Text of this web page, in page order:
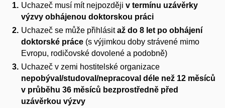
Uchazeč musí mít nejpozději v termínu uzávěrky
výzvy obhájenou doktorskou práci
Uchazeč se může přihlásitaž do 8 let po obhájení
doktorské práce(s výjimkou doby strávené mimo
Evropu, rodičovské dovolené a podobně)
Uchazeč v zemi hostitelské organizace
nepobýval/studoval/nepracoval déle než 12 měsíců
v průběhu 36 měsíců bezprostředně před
uzávěrkou výzvy